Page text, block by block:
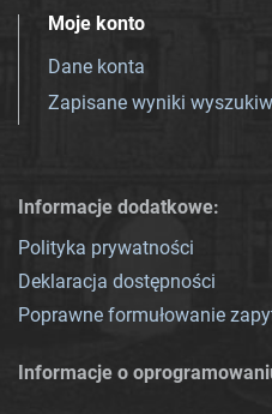
Moje konto
Dane konta
Zapisane wyniki
Informacje dodatkowe:
Polityka prywatności
Deklaracja dostępności
Poprawne formułowanie
Informacje o